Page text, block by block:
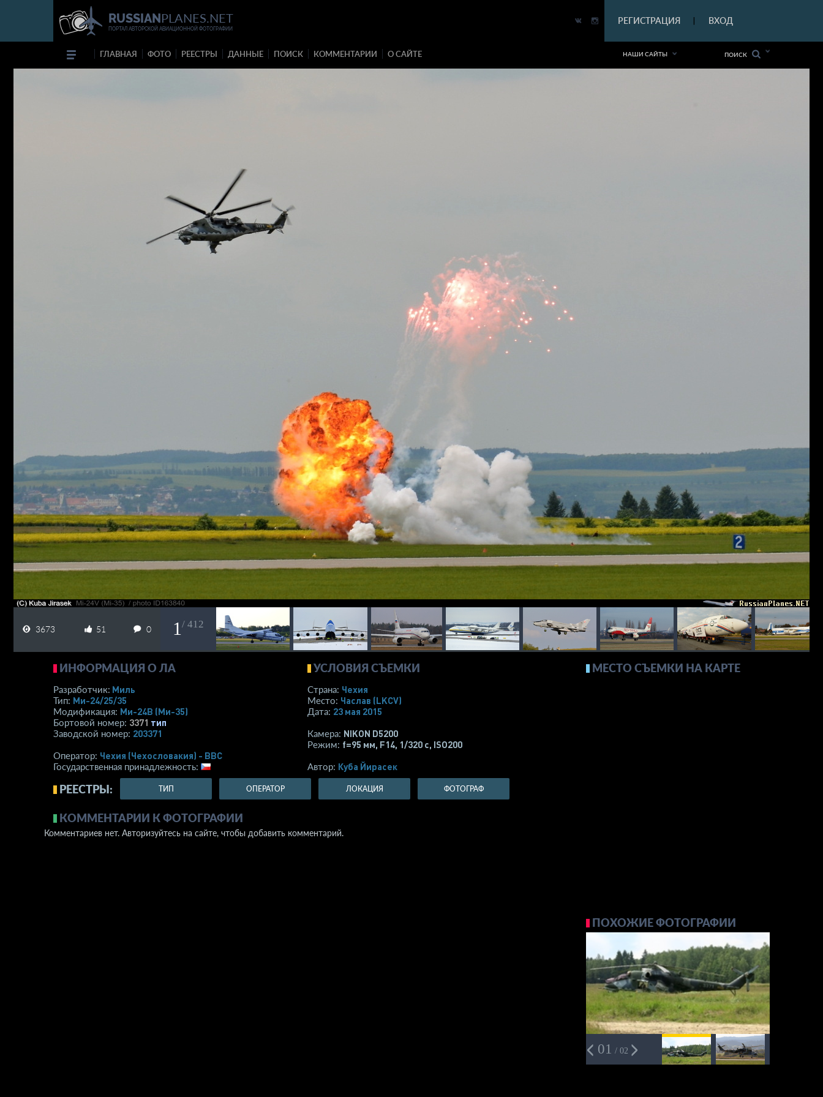
RUSSIANPLANES.NET
ПОРТАЛ АВТОРСКОЙ АВИАЦИОННОЙ ФОТОГРАФИИ
РЕГИСТРАЦИЯ ВХОД
ГЛАВНАЯ ФОТО РЕЕСТРЫ ДАННЫЕ ПОИСК КОММЕНТАРИИ О САЙТЕ НАШИ САЙТЫ ПОИСК
3673 51 0 1 / 412
ИНФОРМАЦИЯ О ЛА
Разработчик: Миль
Тип: Ми-24/25/35
Модификация: Ми-24В (Ми-35)
Бортовой номер: 3371 тип
Заводской номер: 203371
Оператор: Чехия (Чехословакия) - ВВС
Государственная принадлежность:
УСЛОВИЯ СЪЕМКИ
Страна: Чехия
Место: Часлав (LKCV)
Дата: 23 мая 2015
Камера: NIKON D5200
Режим: f=95 мм, F14, 1/320 с, ISO200
Автор: Куба Йирасек
РЕЕСТРЫ: ТИП ОПЕРАТОР ЛОКАЦИЯ ФОТОГРАФ
КОММЕНТАРИИ К ФОТОГРАФИИ
Комментариев нет. Авторизуйтесь на сайте, чтобы добавить комментарий.
МЕСТО СЪЕМКИ НА КАРТЕ
ПОХОЖИЕ ФОТОГРАФИИ
01 / 02